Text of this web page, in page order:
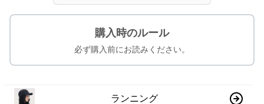
購入時のルール
必ず購入前にお読みください。
ランニング